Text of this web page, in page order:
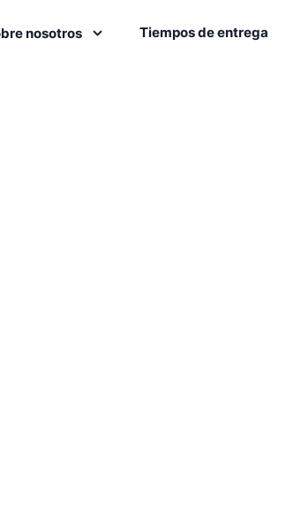
nosotros Tiempos de entrega